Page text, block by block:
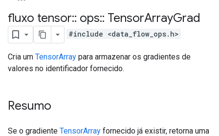
fluxo tensor:: ops:: TensorArrayGrad
#include <data_flow_ops.h>
Cria um TensorArray para armazenar os gradientes de
valores no identificador fornecido.
Resumo
Se o gradiente TensorArray fornecido já existir, retorna uma